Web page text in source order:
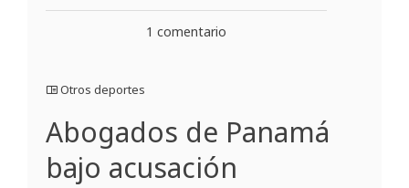
1 comentario
Otros deportes
Abogados de Panamá
bajo acusación